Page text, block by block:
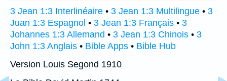
3 Jean 1:3 Interlinéaire • 3 Jean 1:3 Multilingue • 3
Juan 1:3 Espagnol • 3 Jean 1:3 Français • 3
Johannes 1:3 Allemand • 3 Jean 1:3 Chinois • 3
John 1:3 Anglais • Bible Apps • Bible Hub
Version Louis Segond 1910